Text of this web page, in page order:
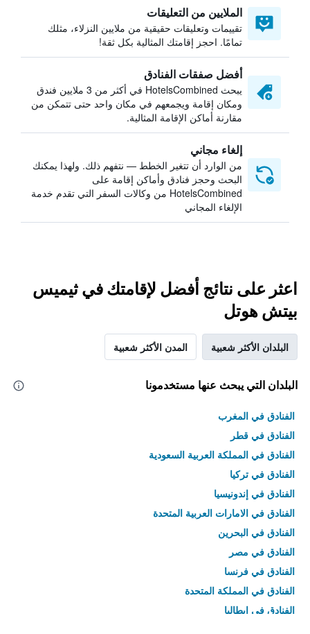
الملايين من التعليقات
تقييمات وتعليقات حقيقية من ملايين النزلاء، مثلك
تمامًا. احجز إقامتك المثالية بكل ثقة!
أفضل صفقات الفنادق
يبحث HotelsCombined في أكثر من 3 ملايين فندق
ومكان إقامة ويجمعهم في مكان واحد حتى تتمكن من
مقارنة أماكن الإقامة المثالية.
إلغاء مجاني
من الوارد أن تتغير الخطط — نتفهم ذلك. ولهذا يمكنك
البحث وحجز فنادق وأماكن إقامة على
HotelsCombined من وكالات السفر التي تقدم خدمة
الإلغاء المجاني
اعثر على نتائج أفضل لإقامتك في ثيميس
بيتش هوتل
البلدان الأكثر شعبية المدن الأكثر شعبية
البلدان التي يبحث عنها مستخدمونا
الفنادق في المغرب
الفنادق في قطر
الفنادق في المملكة العربية السعودية
الفنادق في تركيا
الفنادق في إندونيسيا
الفنادق في الامارات العربية المتحدة
الفنادق في البحرين
الفنادق في مصر
الفنادق في فرنسا
الفنادق في المملكة المتحدة
الفنادق في إيطاليا